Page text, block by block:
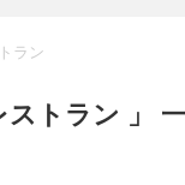
ラン
ストラン 」